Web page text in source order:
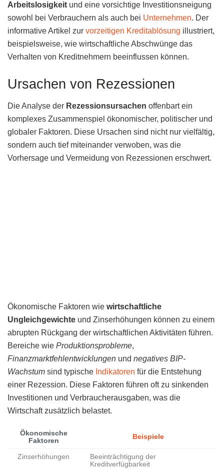
Arbeitslosigkeit und eine vorsichtige Investitionsneigung
sowohl bei Verbrauchern als auch bei Unternehmen. Der
informative Artikel zur vorzeitigen Kreditablösung illustriert,
beispielsweise, wie wirtschaftliche Abschwünge das
Verhalten von Kreditnehmern beeinflussen können.
Ursachen von Rezessionen
Die Analyse der Rezessionsursachen offenbart ein
komplexes Zusammenspiel ökonomischer, politischer und
globaler Faktoren. Diese Ursachen sind nicht nur vielfältig,
sondern auch tief miteinander verwoben, was die
Vorhersage und Vermeidung von Rezessionen erschwert.
Ökonomische Faktoren wie wirtschaftliche
Ungleichgewichte und Zinserhöhungen können zu einem
abrupten Rückgang der wirtschaftlichen Aktivitäten führen.
Bereiche wie Produktionsprobleme,
Finanzmarktfehlentwicklungen und negatives BIP-
Wachstum sind typische Indikatoren für die Entstehung
einer Rezession. Diese Faktoren führen oft zu sinkenden
Investitionen und Verbraucherausgaben, was die
Wirtschaft zusätzlich belastet.
Ökonomische
Faktoren
Beispiele
Zinserhöhungen
Beeinträchtigung der
Kreditverfügbarkeit